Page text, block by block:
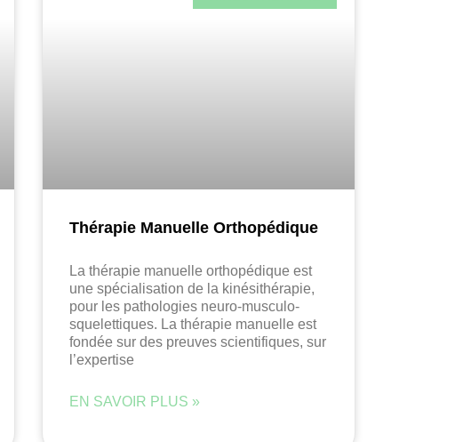
Thérapie Manuelle Orthopédique
La thérapie manuelle orthopédique est
une spécialisation de la kinésithérapie,
pour les pathologies neuro-musculo-
squelettiques. La thérapie manuelle est
fondée sur des preuves scientifiques, sur
l’expertise
EN SAVOIR PLUS »